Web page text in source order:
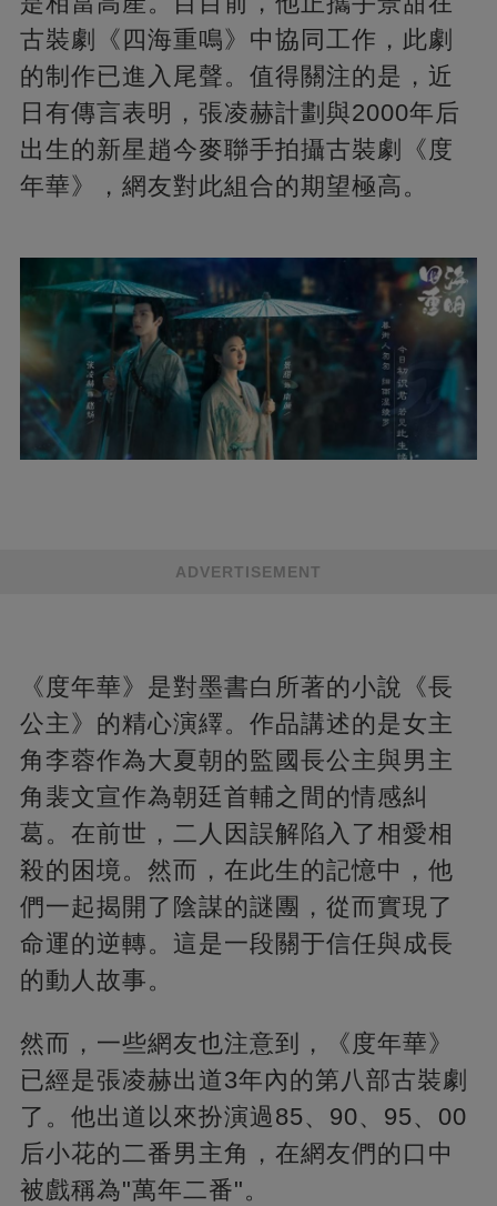
古裝劇《四海重鳴》中協同工作，此劇
的制作已進入尾聲。值得關注的是，近
日有傳言表明，張凌赫計劃與2000年后
出生的新星趙今麥聯手拍攝古裝劇《度
年華》，網友對此組合的期望極高。
ADVERTISEMENT
《度年華》是對墨書白所著的小說《長
公主》的精心演繹。作品講述的是女主
角李蓉作為大夏朝的監國長公主與男主
角裴文宣作為朝廷首輔之間的情感糾
葛。在前世，二人因誤解陷入了相愛相
殺的困境。然而，在此生的記憶中，他
們一起揭開了陰謀的謎團，從而實現了
命運的逆轉。這是一段關于信任與成長
的動人故事。
然而，一些網友也注意到，《度年華》
已經是張凌赫出道3年內的第八部古裝劇
了。他出道以來扮演過85、90、95、00
后小花的二番男主角，在網友們的口中
被戲稱為"萬年二番"。